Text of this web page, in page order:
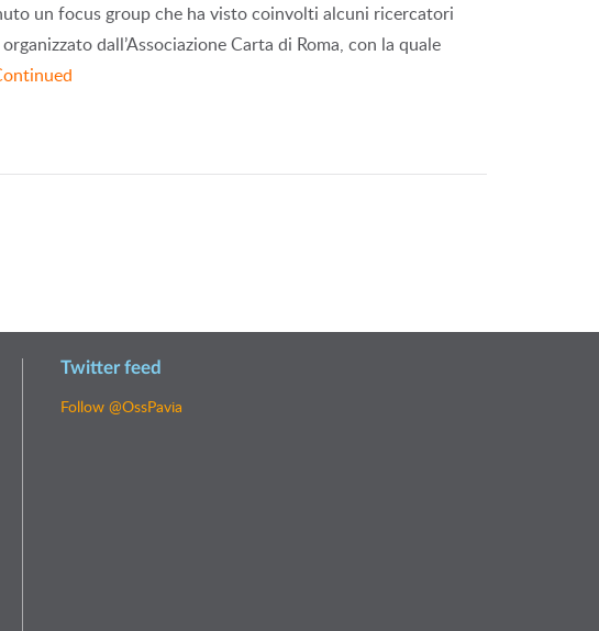
un focus group che ha visto coinvolti alcuni ricercatori
dall’Associazione Carta di Roma, con la quale
Twitter feed
Follow @OssPavia